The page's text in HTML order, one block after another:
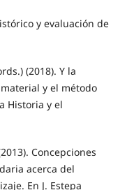
y evaluación de
(2018). Y la
y el método
Historia y el
Concepciones
acerca del
En J. Estepa